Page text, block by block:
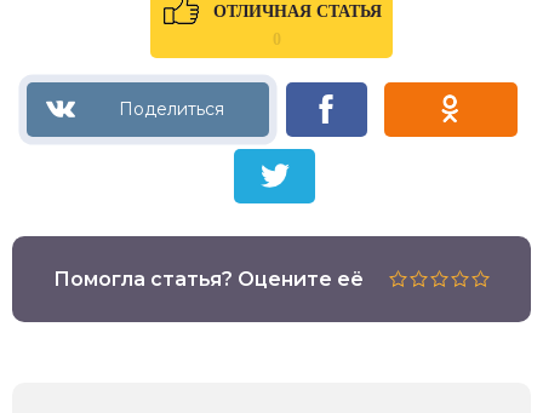
ОТЛИЧНАЯ СТАТЬЯ
0
Помогла статья? Оцените её